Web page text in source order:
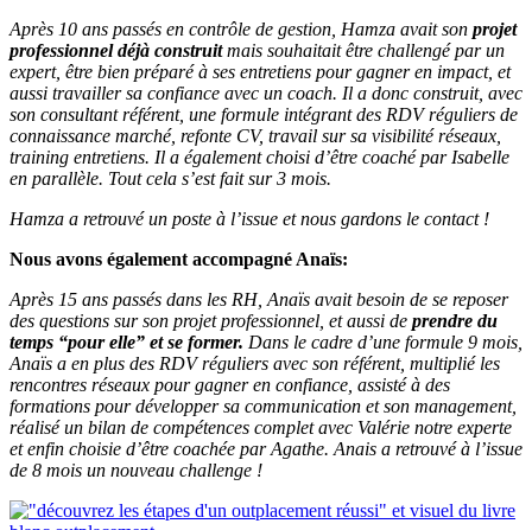
Après 10 ans passés en contrôle de gestion, Hamza avait son projet
professionnel déjà construitmais souhaitait être challengé par un
expert, être bien préparé à ses entretiens pour gagner en impact, et
aussi travailler sa confiance avec un coach. Il a donc construit, avec
son consultant référent, une formule intégrant des RDV réguliers de
connaissance marché, refonte CV, travail sur sa visibilité réseaux,
training entretiens. Il a également choisi d’être coaché par Isabelle
en parallèle. Tout cela s’est fait sur 3 mois.
Hamza a retrouvé un poste à l’issue et nous gardons le contact !
Nous avons également accompagné Anaïs:
Après 15 ans passés dans les RH, Anaïs avait besoin de se reposer
des questions sur son projet professionnel, et aussi de prendre du
temps “pour elle” et se former. Dans le cadre d’une formule 9 mois,
Anaïs a en plus des RDV réguliers avec son référent, multiplié les
rencontres réseaux pour gagner en confiance, assisté à des
formations pour développer sa communication et son management,
réalisé un bilan de compétences complet avec Valérie notre experte
et enfin choisie d’être coachée par Agathe. Anais a retrouvé à l’issue
de 8 mois un nouveau challenge !